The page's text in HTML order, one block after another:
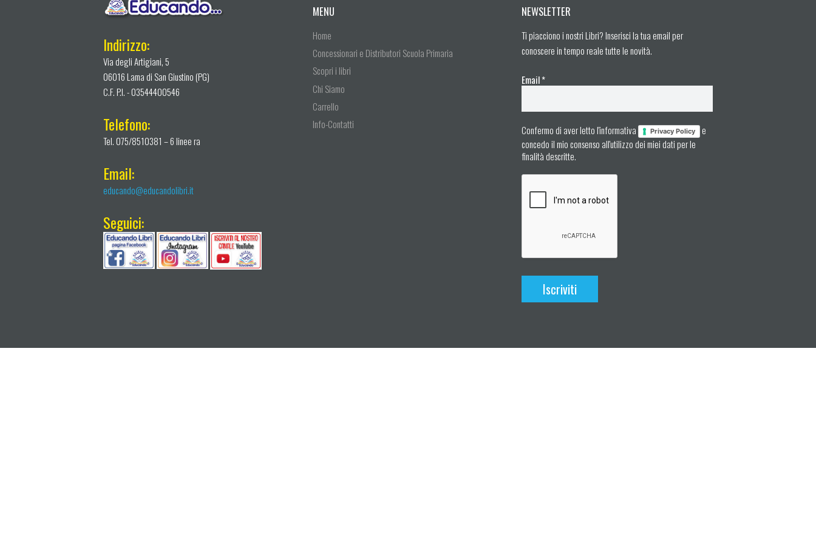
Indirizzo:
Via degli Artigiani, 5
06016 Lama di San Giustino (PG)
C.F. P.I. - 03544400546
Telefono:
Tel. 075/8510381 – 6 linee ra
Email:
educando@educandolibri.it
Seguici:
MENU
Home
Concessionari e Distributori Scuola Primaria
Scopri i libri
Chi Siamo
Carrello
Info-Contatti
NEWSLETTER
Ti piacciono i nostri Libri? Inserisci la tua email per
conoscere in tempo reale tutte le novità.
Email*
Confermo di aver letto l'informativa Privacy Policy
e
concedo il mio consenso all'utilizzo dei miei dati per le
finalità descritte.